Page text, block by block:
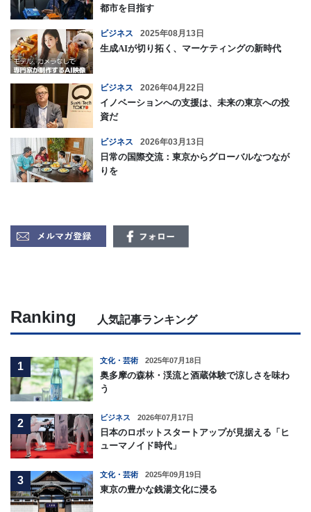
都市を目指す
ビジネス 2025年08月13日
生成AIが切り拓く、マーケティングの新時代
ビジネス 2026年04月22日
イノベーションへの支援は、未来の東京への投
資だ
ビジネス 2026年03月13日
日常の国際交流：東京からグローバルなつなが
りを
Ranking 人気記事ランキング
1
文化・芸術 2025年07月18日
奥多摩の森林・渓流と酒蔵体験で涼しさを味わ
う
2
ビジネス 2026年07月17日
日本のロボットスタートアップが見据える「ヒ
ューマノイド時代」
3
文化・芸術 2025年09月19日
東京の豊かな銭湯文化に浸る